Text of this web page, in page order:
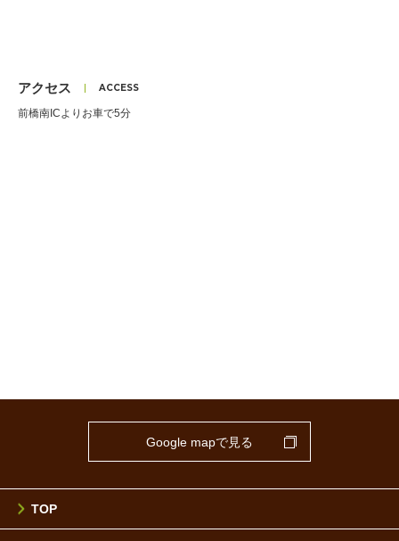
アクセス
前橋南ICよりお車で5分
Google mapで見る
TOP